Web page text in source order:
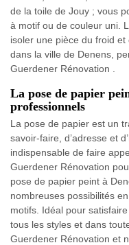
de la toile de Jouy ; vous
à motif ou de couleur uni.
isoler une pièce du froid
dans la ville de Denens,
Guerdener Rénovation .
La pose de papier
professionnels
La pose de papier est un
savoir-faire, d’adresse et
indispensable de faire
Guerdener Rénovation
pose de papier peint à
nombreuses possibilités
motifs. Idéal pour
tous les styles et dans
Guerdener Rénovation et